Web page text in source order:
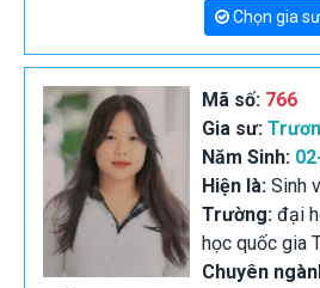
Chọn gia sư
Mã số: 766
Gia sư:
Năm Sinh:
Hiện là:Sinh
Trường:đại
học quốc gia
Chuyên